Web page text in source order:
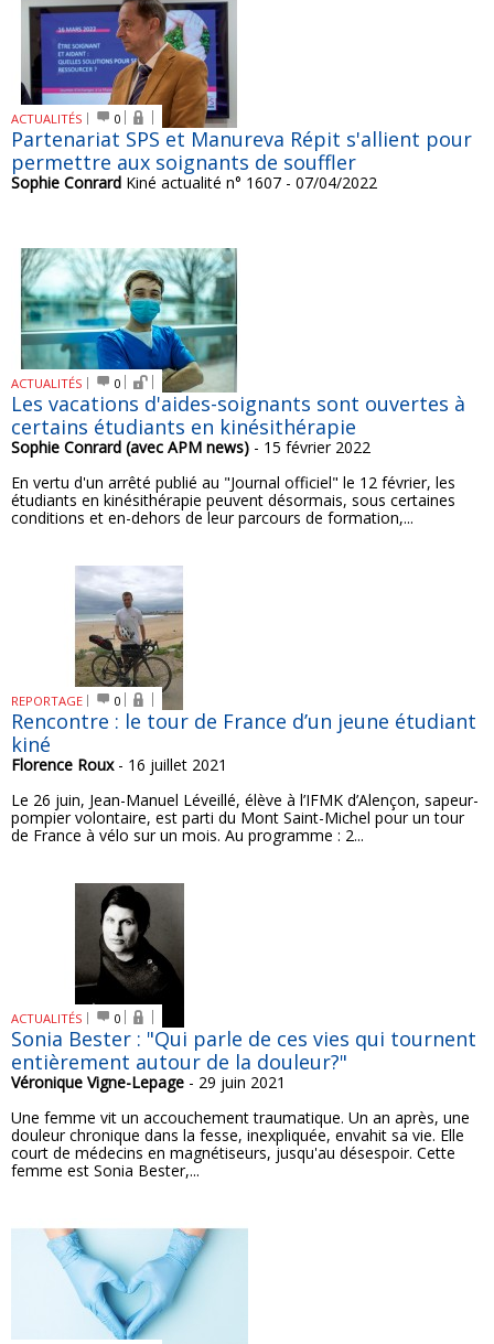
ACTUALITÉS 0
Partenariat SPS et Manureva Répit s'allient pour
permettre aux soignants de souffler
Sophie Conrard Kiné actualité n° 1607 - 07/04/2022
ACTUALITÉS 0
Les vacations d'aides-soignants sont ouvertes à
certains étudiants en kinésithérapie
Sophie Conrard (avec APM news) - 15 février 2022
En vertu d'un arrêté publié au "Journal officiel" le 12 février, les
étudiants en kinésithérapie peuvent désormais, sous certaines
conditions et en-dehors de leur parcours de formation,...
REPORTAGE 0
Rencontre : le tour de France d’un jeune étudiant
kiné
Florence Roux- 16 juillet 2021
Le 26 juin, Jean-Manuel Léveillé, élève à l’IFMK d’Alençon, sapeur-
pompier volontaire, est parti du Mont Saint-Michel pour un tour
de France à vélo sur un mois. Au programme : 2...
ACTUALITÉS 0
Sonia Bester : "Qui parle de ces vies qui tournent
entièrement autour de la douleur?"
Véronique Vigne-Lepage - 29 juin 2021
Une femme vit un accouchement traumatique. Un an après, une
douleur chronique dans la fesse, inexpliquée, envahit sa vie. Elle
court de médecins en magnétiseurs, jusqu'au désespoir. Cette
femme est Sonia Bester,...